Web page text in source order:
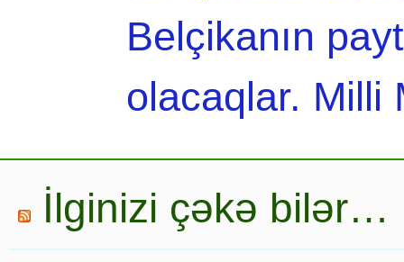
Belçikanın
olacaqlar.
İlginizi çəkə bilər…